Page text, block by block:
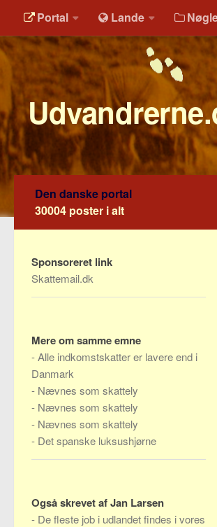
Portal Lande
Den danske portal
30004 poster i alt
Sponsoreret link
Skattemail.dk
Mere om samme emne
-Alle indkomstskatter er lavere end i
Danmark
- Nævnes som skattely
- Nævnes som skattely
- Nævnes som skattely
- Det spanske luksushjørne
Også skrevet af Jan Larsen
- De fleste job i udlandet findes i vores